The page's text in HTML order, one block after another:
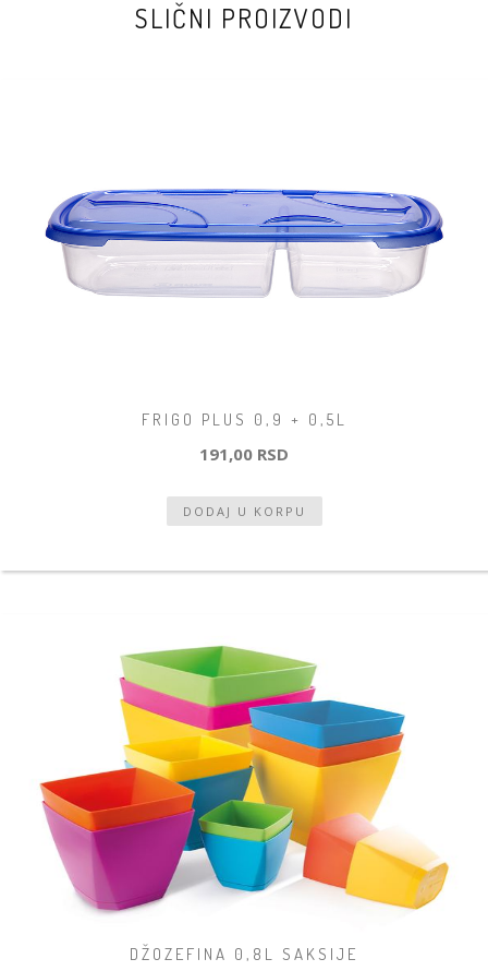
SLIČNI PROIZVODI
FRIGO PLUS 0,9 + 0,5L
191,00 RSD
DŽOZEFINA 0,8L SAKSIJE